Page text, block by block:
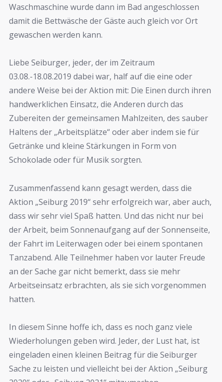
Waschmaschine wurde dann im Bad angeschlossen
damit die Bettwäsche der Gäste auch gleich vor Ort
gewaschen werden kann.
Liebe Seiburger, jeder, der im Zeitraum
03.08.-18.08.2019 dabei war, half auf die eine oder
andere Weise bei der Aktion mit: Die Einen durch ihren
handwerklichen Einsatz, die Anderen durch das
Zubereiten der gemeinsamen Mahlzeiten, des sauber
Haltens der „Arbeitsplätze“ oder aber indem sie für
Getränke und kleine Stärkungen in Form von
Schokolade oder für Musik sorgten.
Zusammenfassend kann gesagt werden, dass die
Aktion „Seiburg 2019“ sehr erfolgreich war, aber auch,
dass wir sehr viel Spaß hatten. Und das nicht nur bei
der Arbeit, beim Sonnenaufgang auf der Sonnenseite,
der Fahrt im Leiterwagen oder bei einem spontanen
Tanzabend. Alle Teilnehmer haben vor lauter Freude
an der Sache gar nicht bemerkt, dass sie mehr
Arbeitseinsatz erbrachten, als sie sich vorgenommen
hatten.
In diesem Sinne hoffe ich, dass es noch ganz viele
Wiederholungen geben wird. Jeder, der Lust hat, ist
eingeladen einen kleinen Beitrag für die Seiburger
Sache zu leisten und vielleicht bei der Aktion „Seiburg